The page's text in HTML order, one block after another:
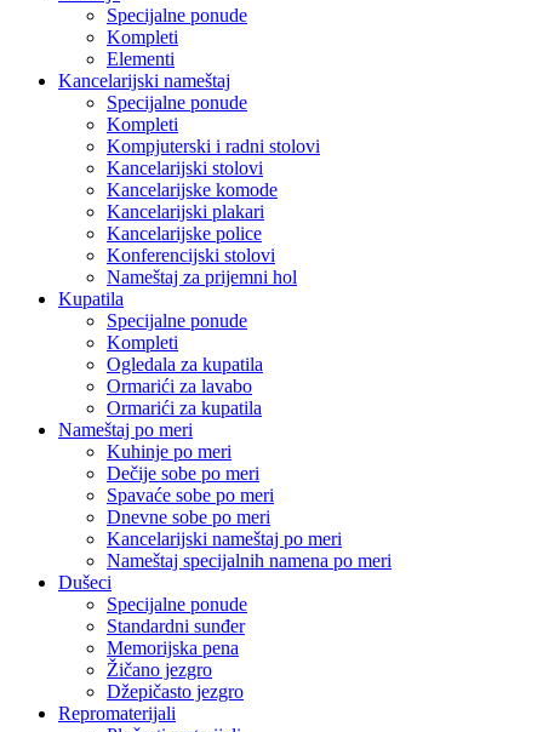
Specijalne ponude
Kompleti
Elementi
Kancelarijski nameštaj
Specijalne ponude
Kompleti
Kompjuterski i radni stolovi
Kancelarijski stolovi
Kancelarijske komode
Kancelarijski plakari
Kancelarijske police
Konferencijski stolovi
Nameštaj za prijemni hol
Kupatila
Specijalne ponude
Kompleti
Ogledala za kupatila
Ormarići za lavabo
Ormarići za kupatila
Nameštaj po meri
Kuhinje po meri
Dečije sobe po meri
Spavaće sobe po meri
Dnevne sobe po meri
Kancelarijski nameštaj po meri
Nameštaj specijalnih namena po meri
Dušeci
Specijalne ponude
Standardni sunđer
Memorijska pena
Žičano jezgro
Džepičasto jezgro
Repromaterijali